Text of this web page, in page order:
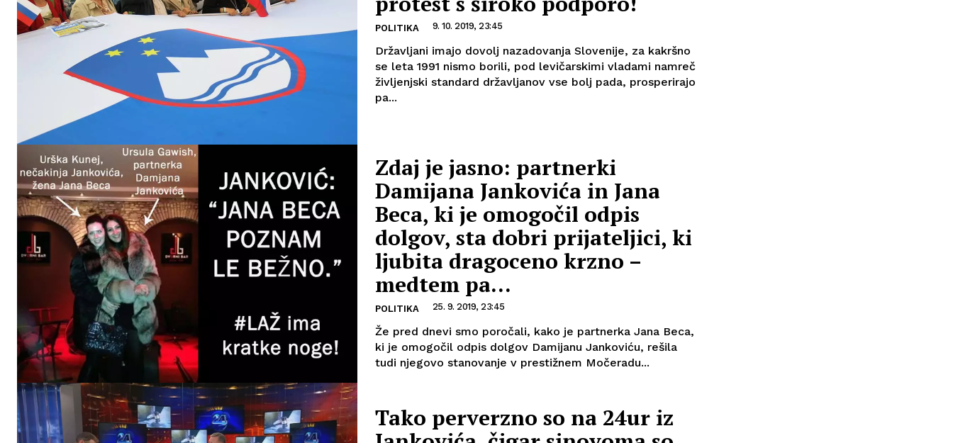
POLITIKA 9. 10. 2019, 23:45
Državljani imajo dovolj nazadovanja Slovenije, za kakršno
se leta 1991 nismo borili, pod levičarskimi vladami namreč
življenjski standard državljanov vse bolj pada, prosperirajo
pa...
Zdaj je jasno: partnerki
Damijana Jankovića in Jana
Beca, ki je omogočil odpis
dolgov, sta dobri prijateljici, ki
ljubita dragoceno krzno –
medtem pa...
POLITIKA 25. 9. 2019, 23:45
Že pred dnevi smo poročali, kako je partnerka Jana Beca,
ki je omogočil odpis dolgov Damijanu Jankoviću, rešila
tudi njegovo stanovanje v prestižnem Močeradu...
Tako perverzno so na 24ur iz